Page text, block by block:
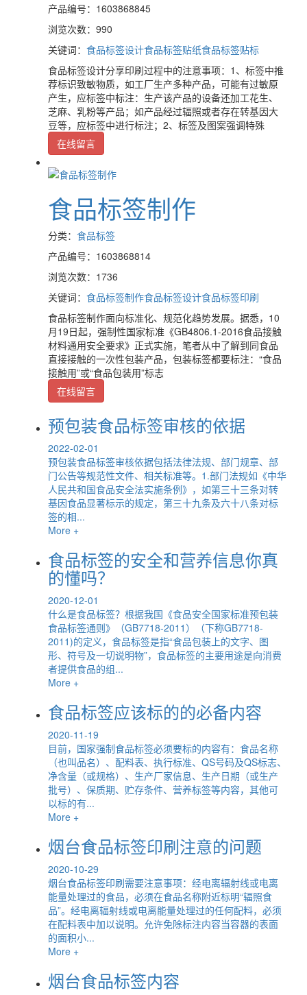
产品编号：1603868845
浏览次数：990
关键词： 食品标签设计食品标签贴纸食品标签贴标
食品标签设计分享印刷过程中的注意事项：1、标签中推
荐标识致敏物质，如工厂生产多种产品，可能有过敏原
产生，应标签中标注：生产该产品的设备还加工花生、
芝麻、乳粉等产品；如产品经过辐照或者存在转基因大
豆等，应标签中进行标注；2、标签及图案强调特殊
在线留言
食品标签制作
分类： 食品标签
产品编号：1603868814
浏览次数：1736
关键词： 食品标签制作食品标签设计食品标签印刷
食品标签制作面向标准化、规范化趋势发展。据悉，10
月19日起，强制性国家标准《GB4806.1-2016食品接触
材料通用安全要求》正式实施，笔者从中了解到同食品
直接接触的一次性包装产品，包装标签都要标注：“食品
接触用”或“食品包装用”标志
在线留言
预包装食品标签审核的依据
2022-02-01
预包装食品标签审核依据包括法律法规、部门规章、部
门公告等规范性文件、相关标准等。1.部门法规如《中华
人民共和国食品安全法实施条例》，如第三十三条对转
基因食品显著标示的规定，第三十九条及六十八条对标
签的相...
More +
食品标签的安全和营养信息你真
的懂吗？
2020-12-01
什么是食品标签？根据我国《食品安全国家标准预包装
食品标签通则》（GB7718-2011）（下称GB7718-
2011)的定义，食品标签是指“食品包装上的文字、图
形、符号及一切说明物”，食品标签的主要用途是向消费
者提供食品的组...
More +
食品标签应该标的的必备内容
2020-11-19
目前，国家强制食品标签必须要标的内容有：食品名称
（也叫品名）、配料表、执行标准、QS号码及QS标志、
净含量（或规格）、生产厂家信息、生产日期（或生产
批号）、保质期、贮存条件、营养标签等内容，其他可
以标的有...
More +
烟台食品标签印刷注意的问题
2020-10-29
烟台食品标签印刷需要注意事项：经电离辐射线或电离
能量处理过的食品，必须在食品名称附近标明“辐照食
品”。经电离辐射线或电离能量处理过的任何配料，必须
在配料表中加以说明。允许免除标注内容当容器的表面
的面积小...
More +
烟台食品标签内容